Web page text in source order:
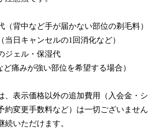
（背中など手が届かない部位の剃毛料）
当日キャンセルの1回消化など）
ジェル・保湿代
ど痛みが強い部位を希望する場合）
、表示価格以外の追加費用（入会金・シ
約変更手数料など）は一切ございません
続いただけます。